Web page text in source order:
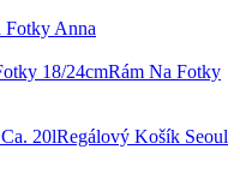
Fotky Anna
Rám Na Fotky
Regálový Košík Seoul